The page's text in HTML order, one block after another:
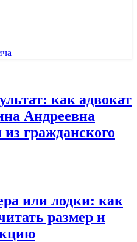
как адвокат
Андреевна
гражданского
или лодки: как
размер и